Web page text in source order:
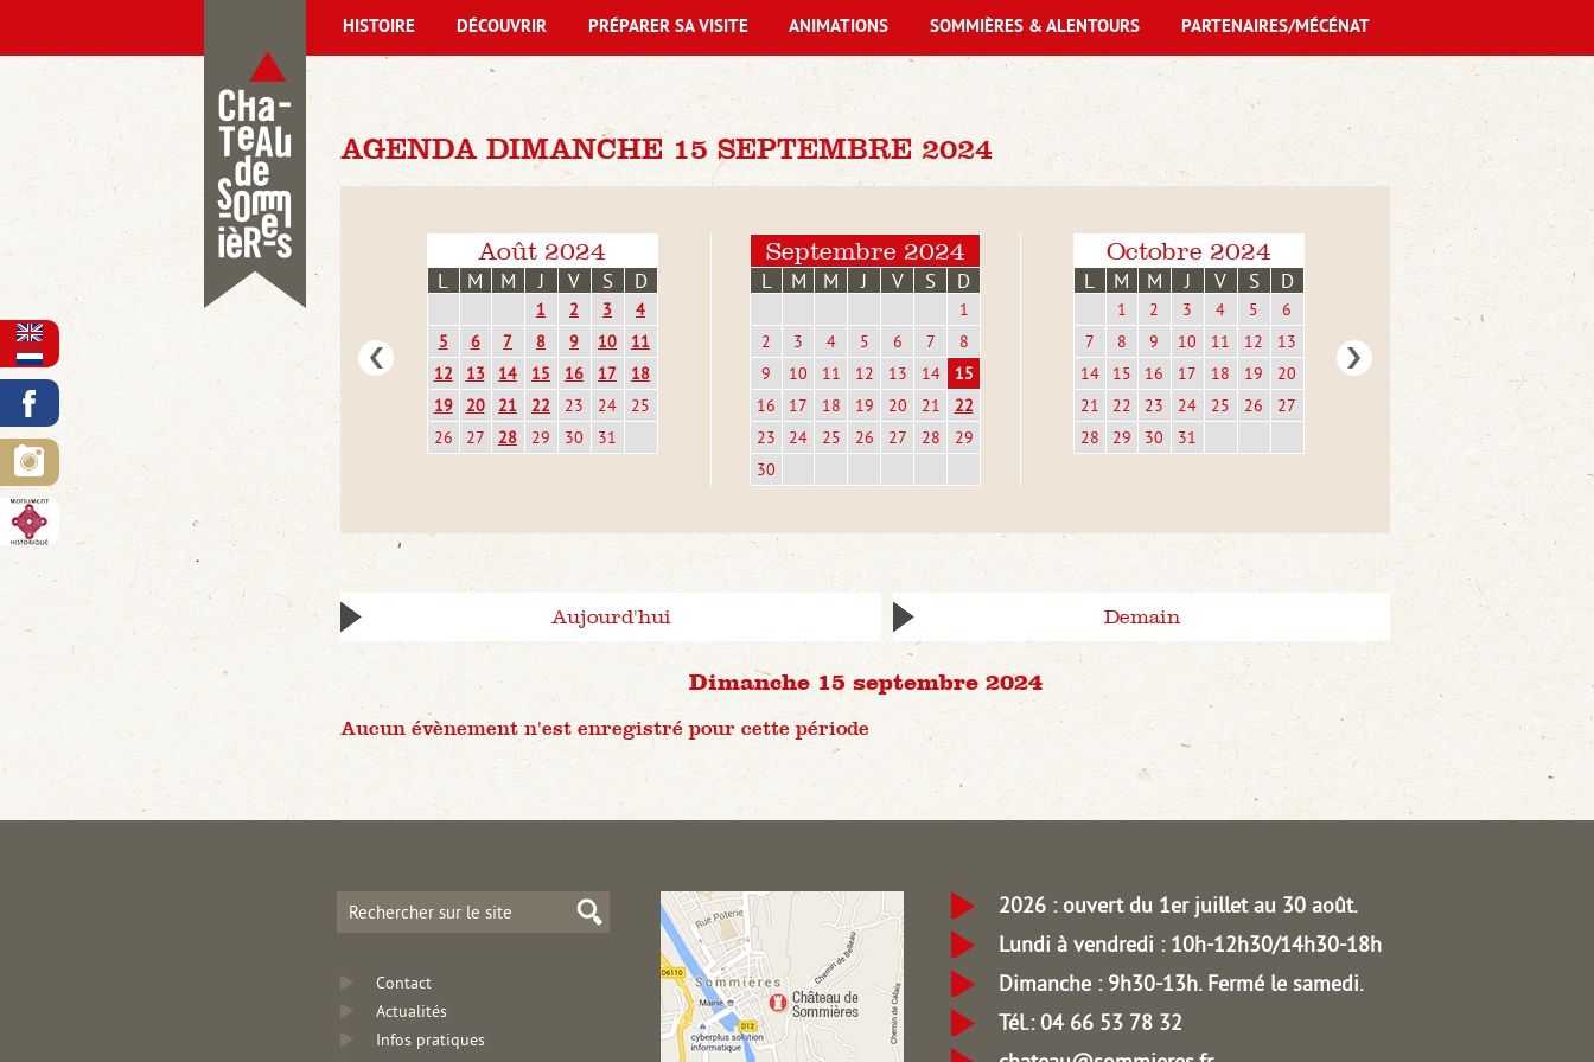
AGENDA DIMANCHE 15 SEPTEMBRE 2024
Août 2024
L M M J V S D
1 2 3
4
5
6 7 8 9 10
11
12
13 14 15 16 17
18
19
20 21 22 23 24
25
26
27 28 29 30 31
Septembre 2024
L M M J V S D
1
2
3 4 5 6 7
8
9
10 11 12 13 14
15
16
17 18 19 20 21
22
23
24 25 26 27 28
29
30
Octobre 2024
L M M J V S D
1 2 3 4 5
6
7
8 9 10 11 12
13
14
15 16 17 18 19
20
21
22 23 24 25 26
27
28
29 30 31
Aujourd'hui Demain
Dimanche 15 septembre 2024
Aucun évènement n'est enregistré pour cette période
HISTOIRE DÉCOUVRIR PRÉPARER SA VISITE ANIMATIONS SOMMIÈRES & ALENTOURS PARTENAIRES/MÉCÉNAT
Contact
Actualités
Infos pratiques
2026 : ouvert du 1er juillet au 30 août.
Lundi à vendredi : 10h-12h30/14h30-18h
Dimanche : 9h30-13h. Fermé le samedi.
Tél.: 04 66 53 78 32